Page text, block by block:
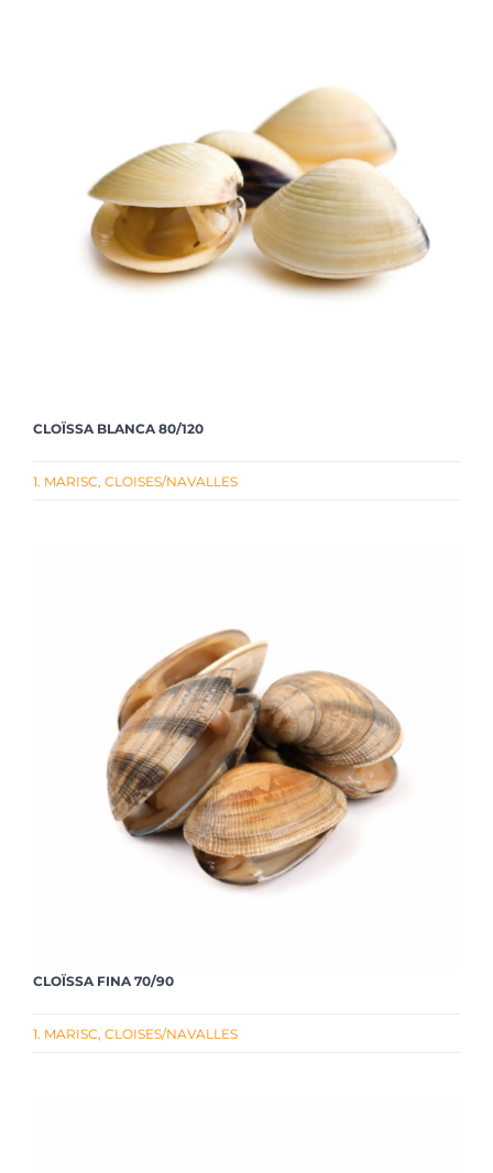
CLOÏSSA BLANCA 80/120
1. MARISC, CLOISES/NAVALLES
CLOÏSSA FINA 70/90
1. MARISC, CLOISES/NAVALLES